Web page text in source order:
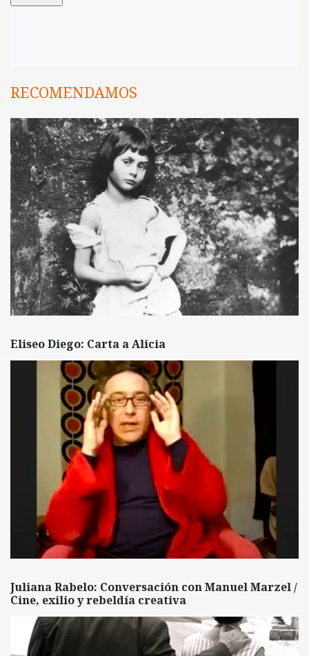
RECOMENDAMOS
Eliseo Diego: Carta a Alicia
Juliana Rabelo: Conversación con Manuel Marzel /
Cine, exilio y rebeldía creativa